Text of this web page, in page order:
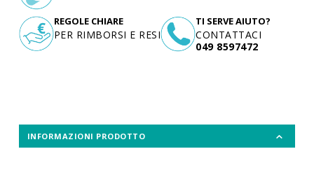
TI SERVE AIUTO?
CONTATTACI
049 8597472
REGOLE CHIARE
PER RIMBORSI E RESI
INFORMAZIONI PRODOTTO